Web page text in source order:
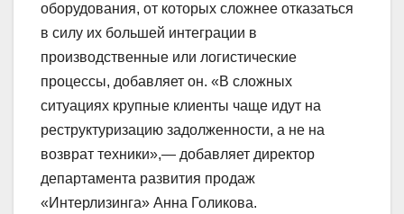
оборудования, от которых сложнее отказаться
в силу их большей интеграции в
производственные или логистические
процессы, добавляет он. «В сложных
ситуациях крупные клиенты чаще идут на
реструктуризацию задолженности, а не на
возврат техники»,— добавляет директор
департамента развития продаж
«Интерлизинга» Анна Голикова.